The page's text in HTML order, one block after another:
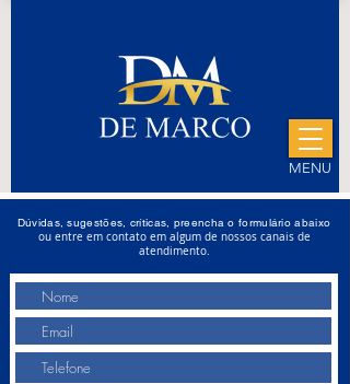
MENU
Dúvidas, sugestões, críticas, preencha o formulário abaixo
ou entre em contato em algum de nossos canais de
atendimento.